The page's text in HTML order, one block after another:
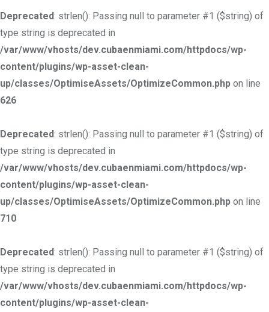
Deprecated: strlen(): Passing null to parameter #1 ($string) of
type string is deprecated in
/var/www/vhosts/dev.cubaenmiami.com/httpdocs/wp-
content/plugins/wp-asset-clean-
up/classes/OptimiseAssets/OptimizeCommon.php on line
626
Deprecated: strlen(): Passing null to parameter #1 ($string) of
type string is deprecated in
/var/www/vhosts/dev.cubaenmiami.com/httpdocs/wp-
content/plugins/wp-asset-clean-
up/classes/OptimiseAssets/OptimizeCommon.php on line
710
Deprecated: strlen(): Passing null to parameter #1 ($string) of
type string is deprecated in
/var/www/vhosts/dev.cubaenmiami.com/httpdocs/wp-
content/plugins/wp-asset-clean-